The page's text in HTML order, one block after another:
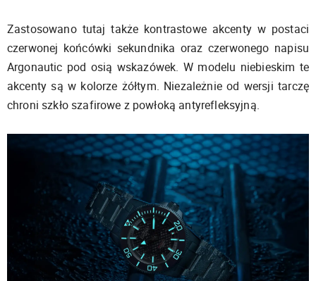
Zastosowano tutaj także kontrastowe akcenty w postaci
czerwonej końcówki sekundnika oraz czerwonego napisu
Argonautic pod osią wskazówek. W modelu niebieskim te
akcenty są w kolorze żółtym. Niezależnie od wersji tarczę
chroni szkło szafirowe z powłoką antyrefleksyjną.